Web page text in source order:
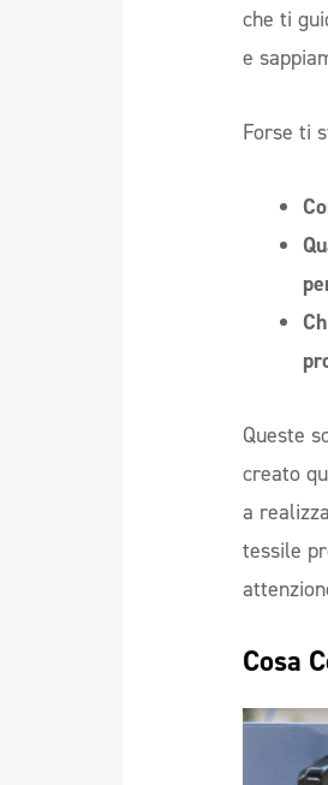
che ti
e
Forse ti
Queste
creato
a
tessile
Cosa